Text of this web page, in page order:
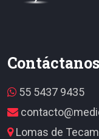
Contáctanos
55 5437 9435
Lomas de